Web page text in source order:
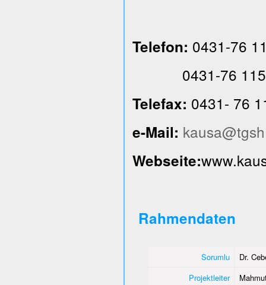
Telefon: 0431-76
0431-76 115
Telefax: 0431- 76
e-Mail:
Webseite:
Rahmendaten
Sorumlu
Dr.
Projektleiter